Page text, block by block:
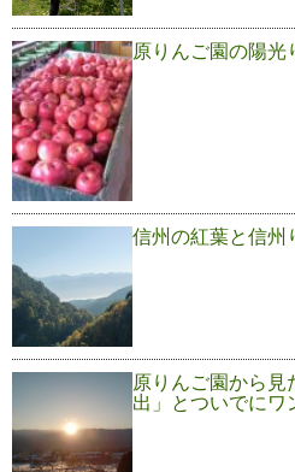
原りんご園の陽光
信州の紅葉と信州
原りんご園から見
出」とついでにワ